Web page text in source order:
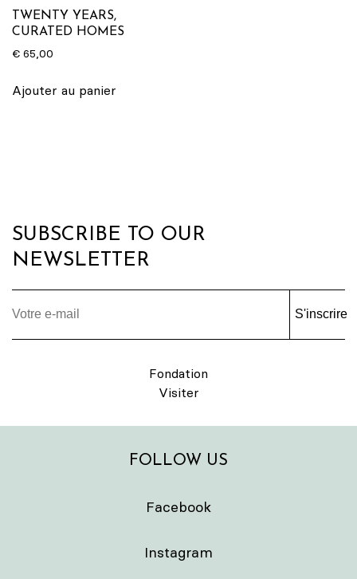
TWENTY YEARS,
CURATED HOMES
€ 65,00
Ajouter au panier
SUBSCRIBE TO OUR
NEWSLETTER
S'inscrire
Fondation
Visiter
FOLLOW US
Facebook
Instagram